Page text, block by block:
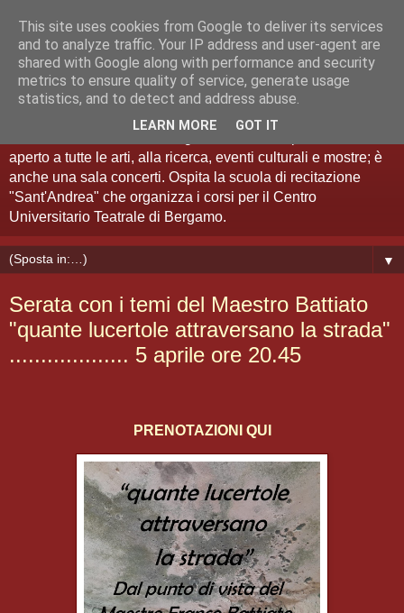
Teatro Sant'Andrea Bergamo
Spazio Artistico
aperto a tutte le arti, alla ricerca, eventi culturali e mostre; è
anche una sala concerti. Ospita la scuola di recitazione
"Sant'Andrea" che organizza i corsi per il Centro
Universitario Teatrale di Bergamo.
▼
Serata con i temi del Maestro Battiato
"quante lucertole attraversano la strada"
................... 5 aprile ore 20.45
PRENOTAZIONI QUI
This site uses cookies from Google to deliver its services
and to analyze traffic. Your IP address and user-agent are
shared with Google along with performance and security
metrics to ensure quality of service, generate usage
statistics, and to detect and address abuse.
LEARN MORE GOT IT